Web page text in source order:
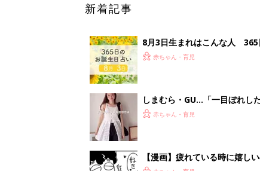
< 3